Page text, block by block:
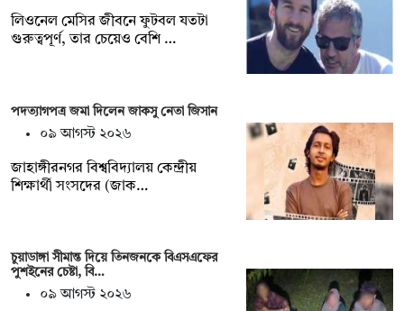
লিওনেল মেসির জীবনে ফুটবল যতটা
গুরুত্বপূর্ণ, তার চেয়েও বেশি …
পদত্যাগপত্র জমা দিলেন জাকসু নেতা জিসান
০৯ আগস্ট ২০২৬
জাহাঙ্গীরনগর বিশ্ববিদ্যালয় কেন্দ্রীয়
শিক্ষার্থী সংসদের (জাক…
চুয়াডাঙ্গা সীমান্ত দিয়ে তিনজনকে বিএসএফের
পুশইনের চেষ্টা, বি…
০৯ আগস্ট ২০২৬